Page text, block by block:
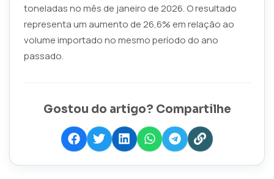
toneladas no mês de janeiro de 2026. O resultado
representa um aumento de 26,6% em relação ao
volume importado no mesmo período do ano
passado.
Gostou do artigo? Compartilhe